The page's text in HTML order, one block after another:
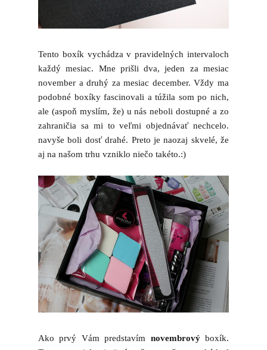
Tento boxík vychádza v pravidelných intervaloch
každý mesiac. Mne prišli dva, jeden za mesiac
november a druhý za mesiac december. Vždy ma
podobné boxíky fascinovali a túžila som po nich,
ale (aspoň myslím, že) u nás neboli dostupné a zo
zahraničia sa mi to veľmi objednávať nechcelo.
navyše boli dosť drahé. Preto je naozaj skvelé, že
aj na našom trhu vzniklo niečo takéto.:)
Ako prvý Vám predstavím novembrovýboxík.